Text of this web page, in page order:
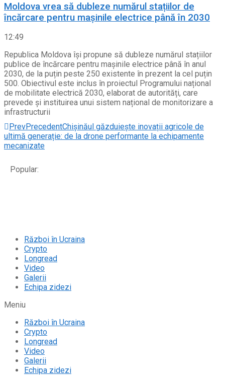
Moldova vrea să dubleze numărul stațiilor de
încărcare pentru mașinile electrice până în 2030
12:49
Republica Moldova își propune să dubleze numărul stațiilor
publice de încărcare pentru mașinile electrice până în anul
2030, de la puțin peste 250 existente în prezent la cel puțin
500. Obiectivul este inclus în proiectul Programului național
de mobilitate electrică 2030, elaborat de autorități, care
prevede și instituirea unui sistem național de monitorizare a
infrastructurii
PrevPrecedentChișinăul găzduiește inovații agricole de
ultimă generație: de la drone performante la echipamente
mecanizate
Popular:
Război în Ucraina
Crypto
Longread
Video
Galerii
Echipa zidezi
Meniu
Război în Ucraina
Crypto
Longread
Video
Galerii
Echipa zidezi